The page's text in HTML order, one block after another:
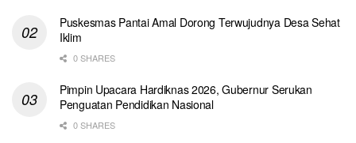
Puskesmas Pantai Amal Dorong Terwujudnya Desa Sehat
Iklim
0 SHARES
Pimpin Upacara Hardiknas 2026, Gubernur Serukan
Penguatan Pendidikan Nasional
0 SHARES